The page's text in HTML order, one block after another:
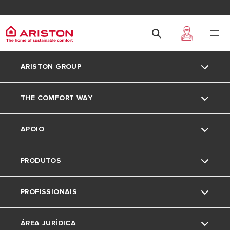
ARISTON GROUP
Marca Ariston
O grupo
Trabalha connosco
THE COMFORT WAY
Truques e dicas
News
APOIO
Contactos
Area de download
PRODUTOS
Caldeiras
Acumuladores
PROFISSIONAIS
Pedido de Estudo de Aerotermia
ÁREA JURÍDICA